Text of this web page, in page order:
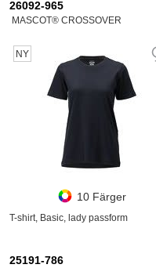
26092-965
MASCOT® CROSSOVER
NY
10 Färger
T-shirt, Basic, lady passform
25191-786